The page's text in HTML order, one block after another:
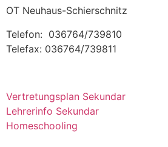
OT Neuhaus-Schierschnitz
Telefon: 036764/739810
Telefax: 036764/739811
Vertretungsplan Sekundar
Lehrerinfo Sekundar
Homeschooling